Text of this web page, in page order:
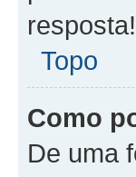
Topo
Como
De uma